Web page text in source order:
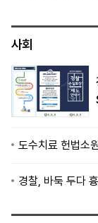
사회
도수치료 헌법소
경찰, 바둑 두다